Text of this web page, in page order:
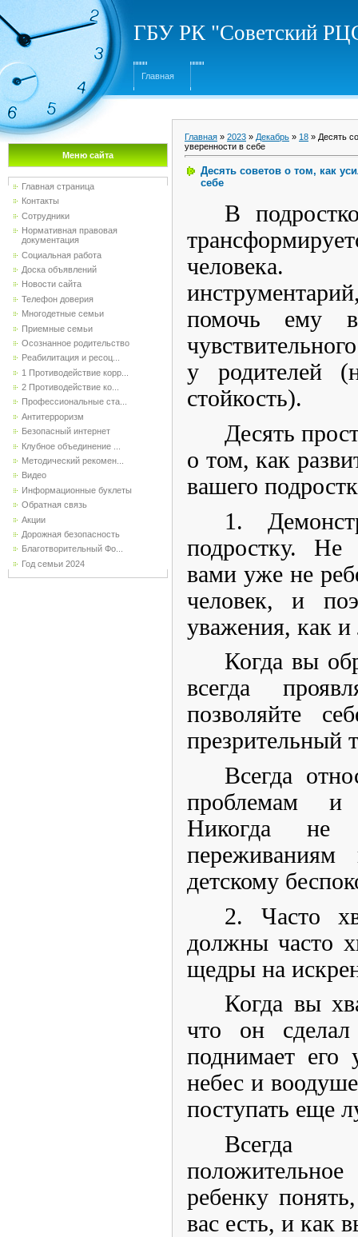
ГБУ РК "Советский
Главная
Меню сайта
Главная страница
Контакты
Сотрудники
Нормативная правовая
документация
Социальная работа
Доска объявлений
Новости сайта
Телефон доверия
Многодетные семьи
Приемные семьи
Осознанное родительство
Реабилитация и ресоц...
1 Противодействие корр...
2 Противодействие ко...
Профессиональные ста...
Антитерроризм
Безопасный интернет
Клубное объединение ...
Методический рекомен...
Видео
Информационные буклеты
Обратная связь
Акции
Дорожная безопасность
Благотворительный Фо...
Год семьи 2024
Главная » 2023 » Декабрь » 18 » Десять
уверенности в себе
Десять советов о том, как
себе
В
человека.
помочь ему в
у родителей
стойкость).
Десять
о том, как
вашего
1.
подростку. Не
вами уже не
человек, и
уважения, как
Когда вы
всегда
позволяйте
презрительный
Всегда
проблемам и
Никогда не
детскому
2. Часто
должны часто
щедры на
Когда вы
что он
поднимает его
небес и
поступать еще
Всегда
ребенку
вас есть, и как